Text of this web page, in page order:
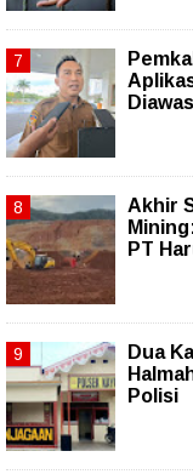
Akhir
PT
Dua
Polisi